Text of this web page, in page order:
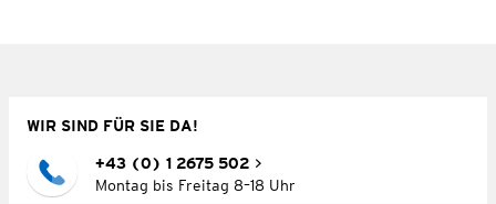
WIR SIND FÜR SIE DA!
+43 (0) 1 2675 502
Montag bis Freitag 8–18 Uhr